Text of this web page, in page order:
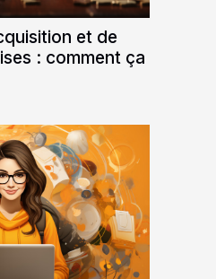
et de
: comment ça